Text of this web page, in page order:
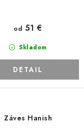
Skladom
od 51 €
DETAIL
Záves Hanish